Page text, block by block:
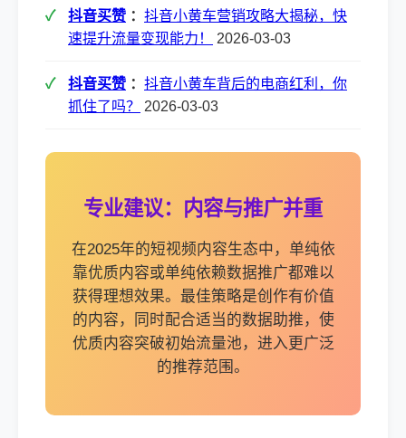
抖音买赞 ： 抖音小黄车营销攻略大揭秘，快
速提升流量变现能力！
2026-03-03
抖音买赞 ： 抖音小黄车背后的电商红利，你
抓住了吗？
2026-03-03
专业建议：内容与推广并重
在2025年的短视频内容生态中，单纯依
靠优质内容或单纯依赖数据推广都难以
获得理想效果。最佳策略是创作有价值
的内容，同时配合适当的数据助推，使
优质内容突破初始流量池，进入更广泛
的推荐范围。